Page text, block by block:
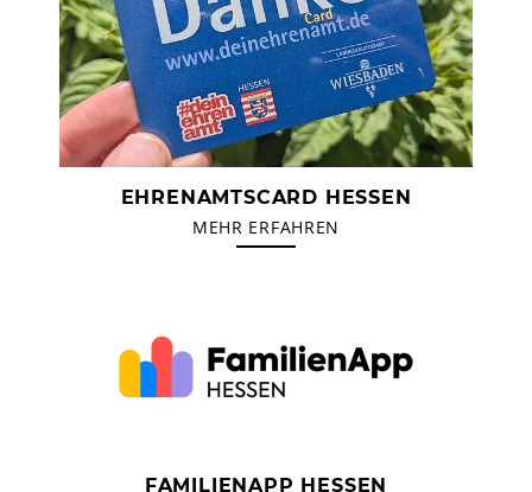
EHRENAMTSCARD HESSEN
MEHR ERFAHREN
FAMILIENAPP HESSEN